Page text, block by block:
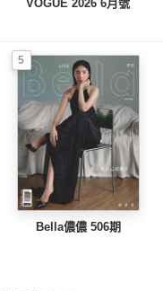
VOGUE 2026 6月號
5
Bella儂儂 506期